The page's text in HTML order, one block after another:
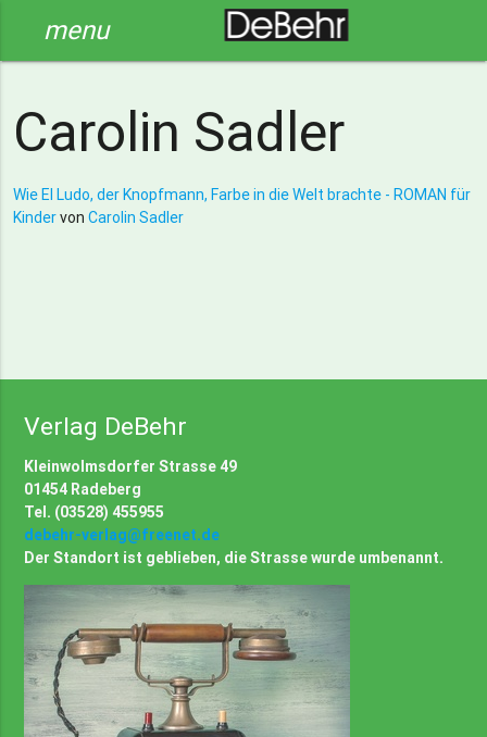
menu
Carolin Sadler
Wie El Ludo, der Knopfmann, Farbe in die Welt brachte - ROMAN für
Kindervon Carolin Sadler
Verlag DeBehr
Kleinwolmsdorfer Strasse 49
01454 Radeberg
Tel. (03528) 455955
debehr-verlag@freenet.de
Der Standort ist geblieben, die Strasse wurde umbenannt.